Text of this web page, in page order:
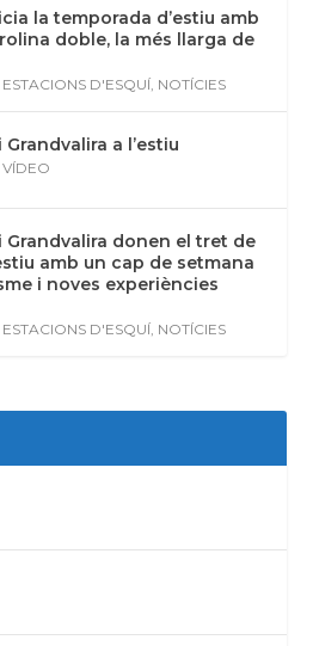
la temporada d’estiu amb
doble, la més llarga de
ESTACIONS D'ESQUÍ NOTÍCIES
a l’estiu
VÍDEO
Grandvalira donen el tret de
amb un cap de setmana
i noves experiències
ESTACIONS D'ESQUÍ NOTÍCIES